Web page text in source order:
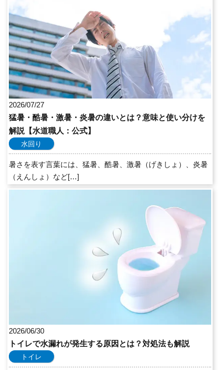
2026/07/27
猛暑・酷暑・激暑・炎暑の違いとは？意味と使い分けを
解説【水道職人：公式】
水回り
暑さを表す言葉には、猛暑、酷暑、激暑（げきしょ）、炎暑
（えんしょ）など[…]
2026/06/30
トイレで水漏れが発生する原因とは？対処法も解説
トイレ